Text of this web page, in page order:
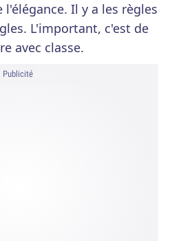
Il y a les règles
L'important, c'est de
avec classe.
Publicité